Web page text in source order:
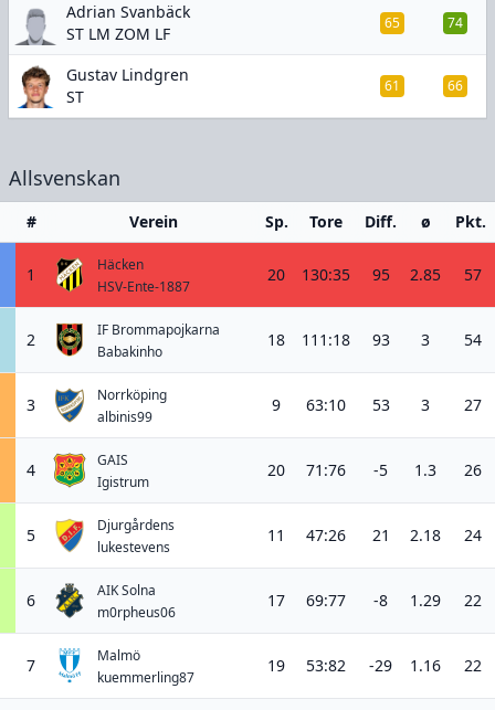
Adrian Svanbäck
ST LM ZOM LF
65 74
Gustav Lindgren
ST
61 66
Allsvenskan
# Verein Sp. Tore Diff. ø Pkt.
1
Häcken
HSV-Ente-1887
20 130:35 95 2.85 57
2
IF Brommapojkarna
Babakinho
18 111:18 93 3 54
3
Norrköping
albinis99
9 63:10 53 3 27
4
GAIS
Igistrum
20 71:76 -5 1.3 26
5
Djurgårdens
lukestevens
11 47:26 21 2.18 24
6
AIK Solna
m0rpheus06
17 69:77 -8 1.29 22
7
Malmö
kuemmerling87
19 53:82 -29 1.16 22